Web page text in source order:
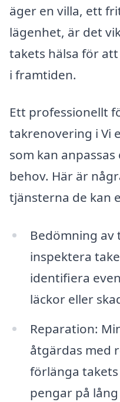
äger en villa, ett
lägenhet, är det
takets hälsa för
i framtiden.
Ett professionellt
takrenovering i Vi
som kan
behov. Här är
tjänsterna de kan
Bedömning av
inspektera
identifiera
läckor eller
Reparation:
åtgärdas med
förlänga
pengar på